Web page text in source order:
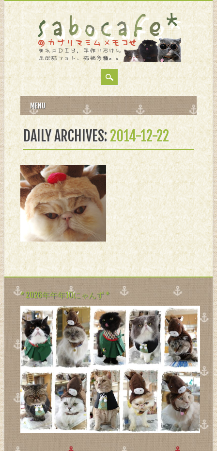
MAIN MENU
to
content
MENU
DAILY ARCHIVES:2014-12-22
12月 22, 2014
明日って祝日なん
だ。。。
と今頃気付いてみたり。。。
こちら去年のトナカイみゃび
たん♪。。。 今年はサンタに
挑戦したが。。。 不発に終わ
る。。。*o_ _)o ちょっとまだ
あちこち痒くてタスク取られ
てるわけ。。。 食欲もちょい
落ちてる。。。 体力
* 2026年午年10にゃんず *